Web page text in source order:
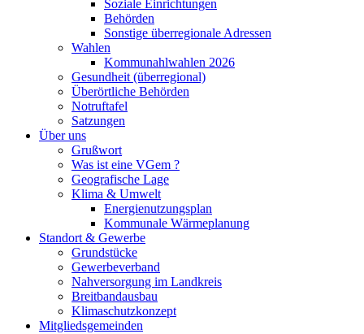
Soziale Einrichtungen
Behörden
Sonstige überregionale Adressen
Wahlen
Kommunahlwahlen 2026
Gesundheit (überregional)
Überörtliche Behörden
Notruftafel
Satzungen
Über uns
Grußwort
Was ist eine VGem ?
Geografische Lage
Klima & Umwelt
Energienutzungsplan
Kommunale Wärmeplanung
Standort & Gewerbe
Grundstücke
Gewerbeverband
Nahversorgung im Landkreis
Breitbandausbau
Klimaschutzkonzept
Mitgliedsgemeinden